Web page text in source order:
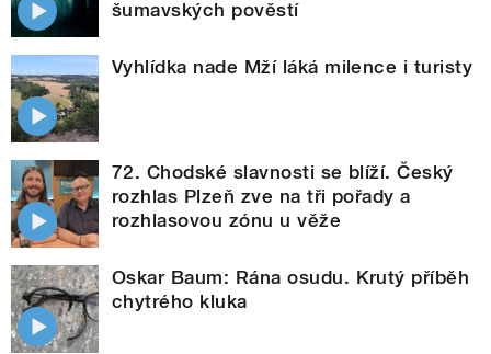
šumavských pověstí
Vyhlídka nade Mží láká milence i turisty
72. Chodské slavnosti se blíží. Český
rozhlas Plzeň zve na tři pořady a
rozhlasovou zónu u věže
Oskar Baum: Rána osudu. Krutý příběh
chytrého kluka